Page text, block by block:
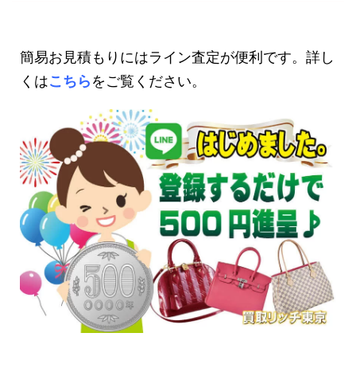
簡易お見積もりにはライン査定が便利です。詳し
くはこちらをご覧ください。